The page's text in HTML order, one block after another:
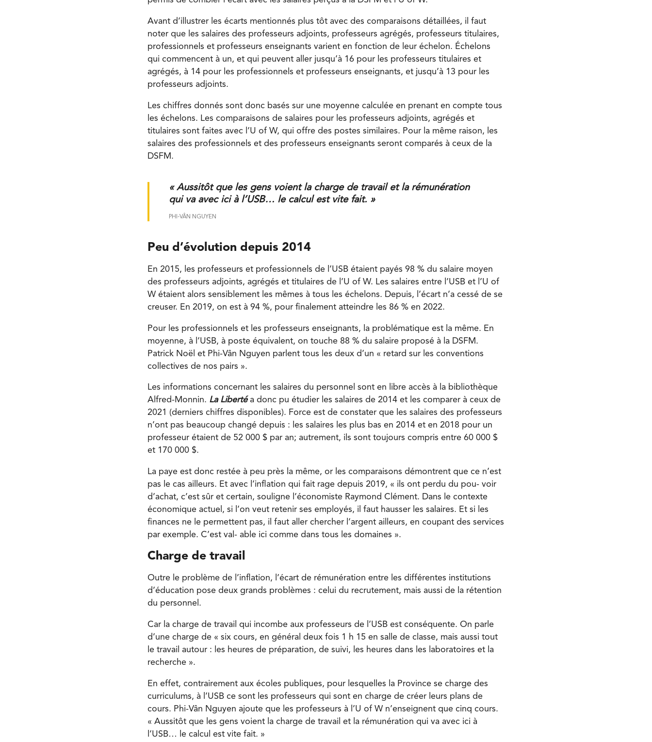
Avant d’illustrer les écarts mentionnés plus tôt avec des comparaisons détaillées, il faut
noter que les salaires des professeurs adjoints, professeurs agrégés, professeurs titulaires,
professionnels et professeurs enseignants varient en fonction de leur échelon. Échelons
qui commencent à un, et qui peuvent aller jusqu’à 16 pour les professeurs titulaires et
agrégés, à 14 pour les professionnels et professeurs enseignants, et jusqu’à 13 pour les
professeurs adjoints.
Les chiffres donnés sont donc basés sur une moyenne calculée en prenant en compte tous
les échelons. Les comparaisons de salaires pour les professeurs adjoints, agrégés et
titulaires sont faites avec l’U of W, qui offre des postes similaires. Pour la même raison, les
salaires des professionnels et des professeurs enseignants seront comparés à ceux de la
DSFM.
« Aussitôt que les gens voient la charge de travail et la rémunération
qui va avec ici à l’USB… le calcul est vite fait. »
PHI-VÂN NGUYEN
Peu d’évolution depuis 2014
En 2015, les professeurs et professionnels de l’USB étaient payés 98 % du salaire moyen
des professeurs adjoints, agrégés et titulaires de l’U of W. Les salaires entre l’USB et l’U of
W étaient alors sensiblement les mêmes à tous les échelons. Depuis, l’écart n’a cessé de se
creuser. En 2019, on est à 94 %, pour finalement atteindre les 86 % en 2022.
Pour les professionnels et les professeurs enseignants, la problématique est la même. En
moyenne, à l’USB, à poste équivalent, on touche 88 % du salaire proposé à la DSFM.
Patrick Noël et Phi-Vân Nguyen parlent tous les deux d’un « retard sur les conventions
collectives de nos pairs ».
Les informations concernant les salaires du personnel sont en libre accès à la bibliothèque
Alfred-Monnin. La Liberté a donc pu étudier les salaires de 2014 et les comparer à ceux de
2021 (derniers chiffres disponibles). Force est de constater que les salaires des professeurs
n’ont pas beaucoup changé depuis : les salaires les plus bas en 2014 et en 2018 pour un
professeur étaient de 52 000 $ par an; autrement, ils sont toujours compris entre 60 000 $
et 170 000 $.
La paye est donc restée à peu près la même, or les comparaisons démontrent que ce n’est
pas le cas ailleurs. Et avec l’inflation qui fait rage depuis 2019, « ils ont perdu du pou- voir
d’achat, c’est sûr et certain, souligne l’économiste Raymond Clément. Dans le contexte
économique actuel, si l’on veut retenir ses employés, il faut hausser les salaires. Et si les
finances ne le permettent pas, il faut aller chercher l’argent ailleurs, en coupant des services
par exemple. C’est val- able ici comme dans tous les domaines ».
Charge de travail
Outre le problème de l’inflation, l’écart de rémunération entre les différentes institutions
d’éducation pose deux grands problèmes : celui du recrutement, mais aussi de la rétention
du personnel.
Car la charge de travail qui incombe aux professeurs de l’USB est conséquente. On parle
d’une charge de « six cours, en général deux fois 1 h 15 en salle de classe, mais aussi tout
le travail autour : les heures de préparation, de suivi, les heures dans les laboratoires et la
recherche ».
En effet, contrairement aux écoles publiques, pour lesquelles la Province se charge des
curriculums, à l’USB ce sont les professeurs qui sont en charge de créer leurs plans de
cours. Phi-Vân Nguyen ajoute que les professeurs à l’U of W n’enseignent que cinq cours.
« Aussitôt que les gens voient la charge de travail et la rémunération qui va avec ici à
l’USB… le calcul est vite fait. »